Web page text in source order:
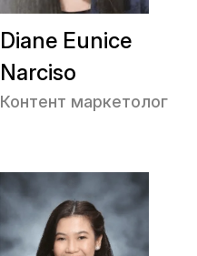
Diane Eunice
Narciso
Контент маркетолог